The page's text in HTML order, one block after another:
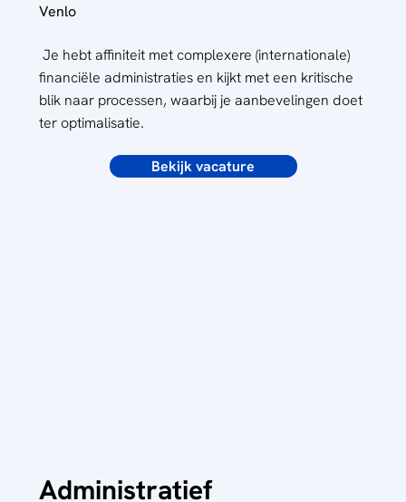
Venlo
Je hebt affiniteit met complexere (internationale)
financiële administraties en kijkt met een kritische
blik naar processen, waarbij je aanbevelingen doet
ter optimalisatie.
Bekijk vacature
Administratief